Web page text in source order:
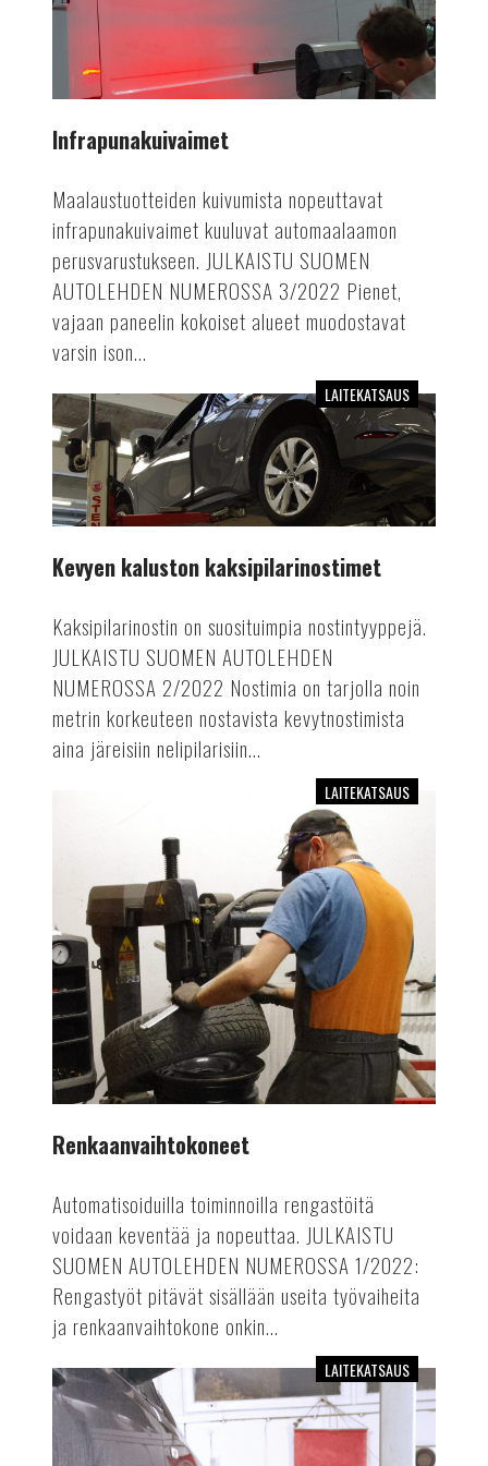
Infrapunakuivaimet
Maalaustuotteiden kuivumista nopeuttavat
infrapunakuivaimet kuuluvat automaalaamon
perusvarustukseen. JULKAISTU SUOMEN
AUTOLEHDEN NUMEROSSA 3/2022 Pienet,
vajaan paneelin kokoiset alueet muodostavat
varsin ison...
Kevyen
kaluston
kaksipilarinostimet
LAITEKATSAUS
Kevyen kaluston kaksipilarinostimet
Kaksipilarinostin on suosituimpia nostintyyppejä.
JULKAISTU SUOMEN AUTOLEHDEN
NUMEROSSA 2/2022 Nostimia on tarjolla noin
metrin korkeuteen nostavista kevytnostimista
aina järeisiin nelipilarisiin...
LAITEKATSAUS
Renkaanvaihtokoneet
Automatisoiduilla toiminnoilla rengastöitä
voidaan keventää ja nopeuttaa. JULKAISTU
SUOMEN AUTOLEHDEN NUMEROSSA 1/2022:
Rengastyöt pitävät sisällään useita työvaiheita
ja renkaanvaihtokone onkin...
Kevyen
kaluston
pyöränsuuntauslaitteet
LAITEKATSAUS